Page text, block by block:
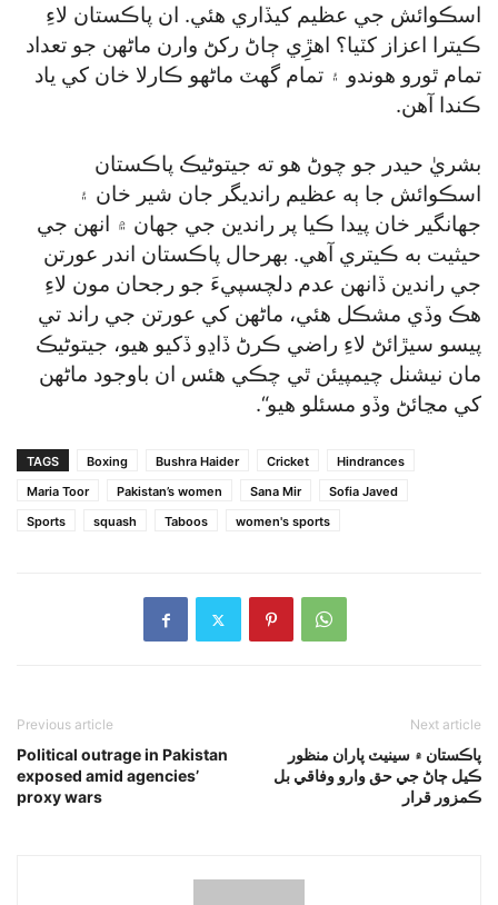
اسڪوائش جي عظيم کيڏاري هئي. ان پاڪستان لاءِ
ڪيترا اعزاز کٽيا؟ اهڙِي ڄاڻ رکڻ وارن ماڻهن جو تعداد
تمام ٿورو هوندو ۽ تمام گھٽ ماڻهو ڪارلا خان کي ياد
ڪندا آهن.
بشريٰ حيدر جو چوڻ هو ته جيتوڻيڪ پاڪستان
اسڪوائش جا ٻه عظيم رانديگر جان شير خان ۽
جهانگير خان پيدا ڪيا پر راندين جي جهان ۾ انهن جي
حيثيت به ڪيتري آهي. بهرحال پاڪستان اندر عورتن
جي راندين ڏانهن عدم دلچسپيءَ جو رجحان مون لاءِ
هڪ وڏي مشڪل هئي، ماڻهن کي عورتن جي راند تي
پيسو سيڙائڻ لاءِ راضي ڪرڻ ڏاڍو ڏکيو هيو، جيتوڻيڪ
مان نيشنل چيمپيئن ٿي چڪي هئس ان باوجود ماڻهن
کي مڃائڻ وڏو مسئلو هيو“.
TAGS Boxing Bushra Haider Cricket
Hindrances
Maria Toor
Pakistan’s women Sana Mir
Sofia Javed
Sports
squash Taboos women's sports
Previous article
Political outrage in Pakistan
exposed amid agencies’
proxy wars
Next article
پاڪستان ۾ سينيٽ پاران منظور
ڪيل ڄاڻ جي حق وارو وفاقي بل
ڪمزور قرار